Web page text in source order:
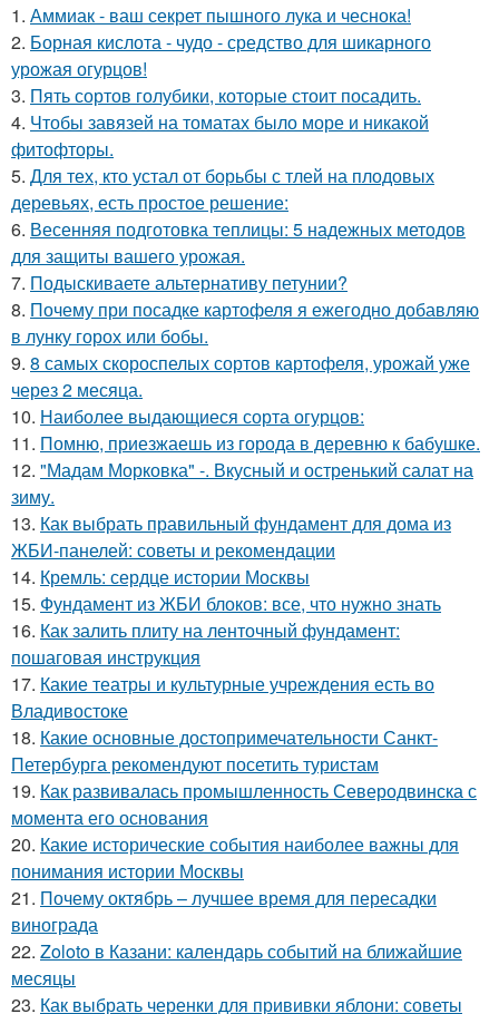
1. Аммиак - ваш секрет пышного лука и чеснока!
2. Борная кислота - чудо - средство для шикарного
урожая огурцов!
3. Пять сортов голубики, которые стоит посадить.
4. Чтобы завязей на томатах было море и никакой
фитофторы.
5. Для тех, кто устал от борьбы с тлей на плодовых
деревьях, есть простое решение:
6. Весенняя подготовка теплицы: 5 надежных методов
для защиты вашего урожая.
7. Подыскиваете альтернативу петунии?
8. Почему при посадке картофеля я ежегодно добавляю
в лунку горох или бобы.
9. 8 самых скороспелых сортов картофеля, урожай уже
через 2 месяца.
10. Наиболее выдающиеся сорта огурцов:
11. Помню, приезжаешь из города в деревню к бабушке.
12. "Мадам Морковка" -. Вкусный и остренький салат на
зиму.
13. Как выбрать правильный фундамент для дома из
ЖБИ-панелей: советы и рекомендации
14. Кремль: сердце истории Москвы
15. Фундамент из ЖБИ блоков: все, что нужно знать
16. Как залить плиту на ленточный фундамент:
пошаговая инструкция
17. Какие театры и культурные учреждения есть во
Владивостоке
18. Какие основные достопримечательности Санкт-
Петербурга рекомендуют посетить туристам
19. Как развивалась промышленность Северодвинска с
момента его основания
20. Какие исторические события наиболее важны для
понимания истории Москвы
21. Почему октябрь – лучшее время для пересадки
винограда
22. Zoloto в Казани: календарь событий на ближайшие
месяцы
23. Как выбрать черенки для прививки яблони: советы